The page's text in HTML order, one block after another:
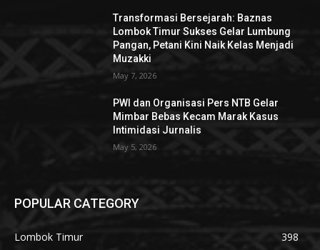
Transformasi Bersejarah: Baznas
Lombok Timur Sukses Gelar Lumbung
Pangan, Petani Kini Naik Kelas Menjadi
Muzakki
May 7, 2026
PWI dan Organisasi Pers NTB Gelar
Mimbar Bebas Kecam Marak Kasus
Intimidasi Jurnalis
May 5, 2026
POPULAR CATEGORY
Lombok Timur
398